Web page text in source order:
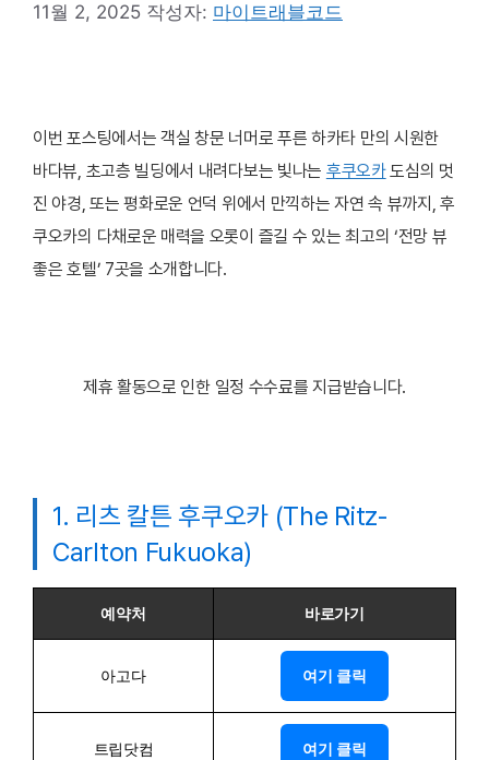
11월 2, 2025 작성자: 마이트래블코드
이번 포스팅에서는 객실 창문 너머로 푸른 하카타 만의 시원한
바다뷰, 초고층 빌딩에서 내려다보는 빛나는 후쿠오카도심의 멋
진 야경, 또는 평화로운 언덕 위에서 만끽하는 자연 속 뷰까지, 후
쿠오카의 다채로운 매력을 오롯이 즐길 수 있는 최고의 ‘전망 뷰
좋은 호텔’ 7곳을 소개합니다.
제휴 활동으로 인한 일정 수수료를 지급받습니다.
1. 리츠 칼튼 후쿠오카 (The Ritz-
Carlton Fukuoka)
예약처 바로가기
아고다 여기 클릭
트립닷컴 여기 클릭